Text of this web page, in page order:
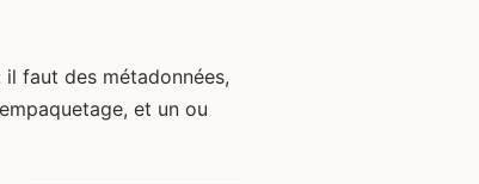
faut des métadonnées,
et un ou